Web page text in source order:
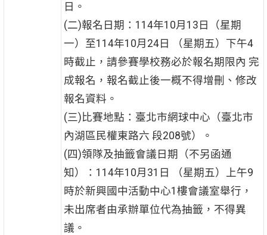
日。
(二)報名日期：114年10月13日（星期
一）至114年10月24日 （星期五）下午4
時截止，請參賽學校務必於報名期限內 完
成報名，報名截止後一概不得增刪、修改
報名資料。
(三)比賽地點：臺北市網球中心（臺北市
內湖區民權東路六 段208號）。
(四)領隊及抽籤會議日期（不另函通
知）：114年10月31日 （星期五）上午9
時於新興國中活動中心1樓會議室舉行，
未出席者由承辦單位代為抽籤，不得異
議。